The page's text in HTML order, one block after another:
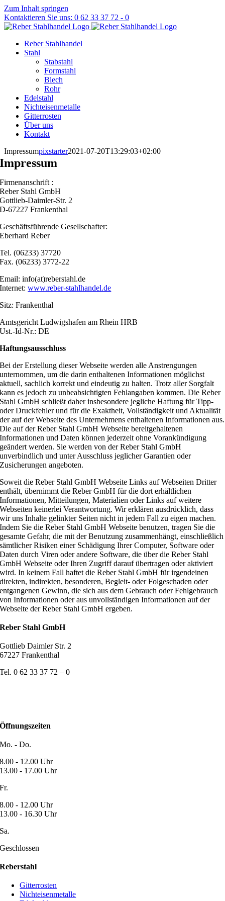
Zum Inhalt springen
Kontaktieren Sie uns: 0 62 33 37 72 - 0
Reber Stahlhandel
Stahl
Stabstahl
Formstahl
Blech
Rohr
Edelstahl
Nichteisenmetalle
Gitterrosten
Über uns
Kontakt
Impressumpixstarter2021-07-20T13:29:03+02:00
Impressum
Firmenanschrift :
Reber Stahl GmbH
Gottlieb-Daimler-Str. 2
D-67227 Frankenthal
Geschäftsführende Gesellschafter:
Eberhard Reber
Tel. (06233) 37720
Fax. (06233) 3772-22
Email: info(at)reberstahl.de
Internet:www.reber-stahlhandel.de
Sitz: Frankenthal
Amtsgericht Ludwigshafen am Rhein HRB
Ust.-Id-Nr.: DE
Haftungsausschluss
Bei der Erstellung dieser Webseite werden alle Anstrengungen
unternommen, um die darin enthaltenen Informationen möglichst
aktuell, sachlich korrekt und eindeutig zu halten. Trotz aller Sorgfalt
kann es jedoch zu unbeabsichtigten Fehlangaben kommen. Die Reber
Stahl GmbH schließt daher insbesondere jegliche Haftung für Tipp-
oder Druckfehler und für die Exaktheit, Vollständigkeit und Aktualität
der auf der Webseite des Unternehmens enthaltenen Informationen aus.
Die auf der Reber Stahl GmbH Webseite bereitgehaltenen
Informationen und Daten können jederzeit ohne Vorankündigung
geändert werden. Sie werden von der Reber Stahl GmbH
unverbindlich und unter Ausschluss jeglicher Garantien oder
Zusicherungen angeboten.
Soweit die Reber Stahl GmbH Webseite Links auf Webseiten Dritter
enthält, übernimmt die Reber GmbH für die dort erhältlichen
Informationen, Mitteilungen, Materialien oder Links auf weitere
Webseiten keinerlei Verantwortung. Wir erklären ausdrücklich, dass
wir uns Inhalte gelinkter Seiten nicht in jedem Fall zu eigen machen.
Indem Sie die Reber Stahl GmbH Webseite benutzen, tragen Sie die
gesamte Gefahr, die mit der Benutzung zusammenhängt, einschließlich
sämtlicher Risiken einer Schädigung Ihrer Computer, Software oder
Daten durch Viren oder andere Software, die über die Reber Stahl
GmbH Webseite oder Ihren Zugriff darauf übertragen oder aktiviert
wird. In keinem Fall haftet die Reber Stahl GmbH für irgendeinen
direkten, indirekten, besonderen, Begleit- oder Folgeschaden oder
entgangenen Gewinn, die sich aus dem Gebrauch oder Fehlgebrauch
von Informationen oder aus unvollständigen Informationen auf der
Webseite der Reber Stahl GmbH ergeben.
Reber Stahl GmbH
Gottlieb Daimler Str. 2
67227 Frankenthal
Tel. 0 62 33 37 72 – 0
Öffnungszeiten
Mo. - Do.
8.00 - 12.00 Uhr
13.00 - 17.00 Uhr
Fr.
8.00 - 12.00 Uhr
13.00 - 16.30 Uhr
Sa.
Geschlossen
Reberstahl
Gitterrosten
Nichteisenmetalle